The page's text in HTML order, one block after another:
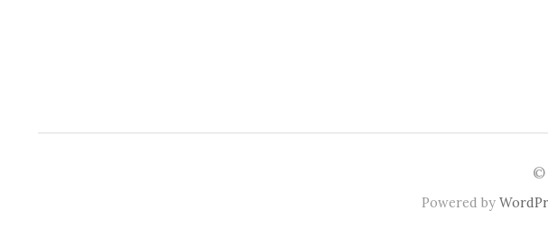
©
Powered by